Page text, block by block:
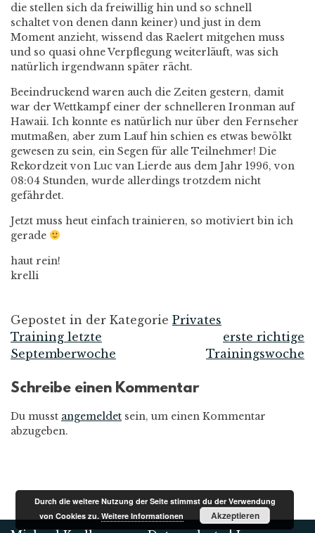
die stellen sich da freiwillig hin und so schnell
schaltet von denen dann keiner) und just in dem
Moment anzieht, wissend das Raelert mitgehen muss
und so quasi ohne Verpflegung weiterläuft, was sich
natürlich irgendwann später rächt.
Beeindruckend waren auch die Zeiten gestern, damit
war der Wettkampf einer der schnelleren Ironman auf
Hawaii. Ich konnte es natürlich nur über den Fernseher
mutmaßen, aber zum Lauf hin schien es etwas bewölkt
gewesen zu sein, ein Segen für alle Teilnehmer! Die
Rekordzeit von Luc van Lierde aus dem Jahr 1996, von
08:04 Stunden, wurde allerdings trotzdem nicht
gefährdet.
Jetzt muss heut einfach trainieren, so motiviert bin ich
gerade
haut rein!
krelli
Gepostet in der Kategorie Privates
Beitrags-
Navigation
Training letzte
Septemberwoche
erste richtige
Trainingswoche
Schreibe einen Kommentar
Du musst angemeldet sein, um einen Kommentar
abzugeben.
Durch die weitere Nutzung der Seite stimmst du der Verwendung
von Cookies zu.Weitere Informationen Akzeptieren